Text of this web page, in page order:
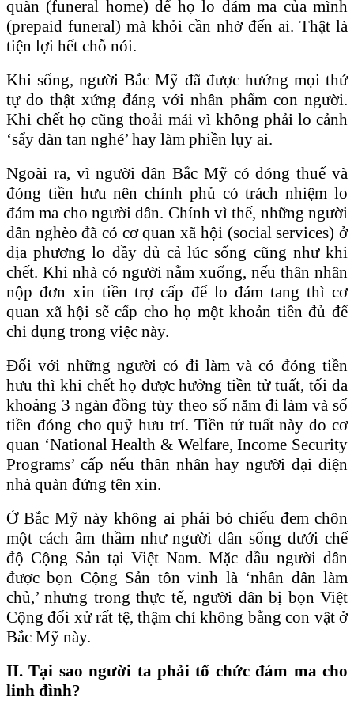
quàn (funeral home) để họ lo đám ma của mình
(prepaid funeral) mà khỏi cần nhờ đến ai. Thật là
tiện lợi hết chỗ nói.
Khi sống, người Bắc Mỹ đã được hưởng mọi thứ
tự do thật xứng đáng với nhân phẩm con người.
Khi chết họ cũng thoải mái vì không phải lo cảnh
‘sẩy đàn tan nghé’ hay làm phiền lụy ai.
Ngoài ra, vì người dân Bắc Mỹ có đóng thuế và
đóng tiền hưu nên chính phủ có trách nhiệm lo
đám ma cho người dân. Chính vì thế, những người
dân nghèo đã có cơ quan xã hội (social services) ở
địa phương lo đầy đủ cả lúc sống cũng như khi
chết. Khi nhà có người nằm xuống, nếu thân nhân
nộp đơn xin tiền trợ cấp để lo đám tang thì cơ
quan xã hội sẽ cấp cho họ một khoản tiền đủ để
chi dụng trong việc này.
Đối với những người có đi làm và có đóng tiền
hưu thì khi chết họ được hưởng tiền tử tuất, tối đa
khoảng 3 ngàn đồng tùy theo số năm đi làm và số
tiền đóng cho quỹ hưu trí. Tiền tử tuất này do cơ
quan ‘National Health & Welfare, Income Security
Programs’ cấp nếu thân nhân hay người đại diện
nhà quàn đứng tên xin.
Ở Bắc Mỹ này không ai phải bó chiếu đem chôn
một cách âm thầm như người dân sống dưới chế
độ Cộng Sản tại Việt Nam. Mặc dầu người dân
được bọn Cộng Sản tôn vinh là ‘nhân dân làm
chủ,’ nhưng trong thực tế, người dân bị bọn Việt
Cộng đối xử rất tệ, thậm chí không bằng con vật ở
Bắc Mỹ này.
II. Tại sao người ta phải tổ chức đám ma cho
linh đình?